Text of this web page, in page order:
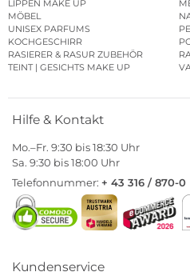
LIPPEN MAKE UP
MÖBEL
UNISEX PARFUMS
KOCHGESCHIRR
RASIERER & RASUR ZUBEHÖR
TEINT | GESICHTS MAKE UP
Hilfe & Kontakt
Mo.–Fr. 9:30 bis 18:30 Uhr
Sa. 9:30 bis 18:00 Uhr
Telefonnummer: + 43 316 / 870-0
Kundenservice